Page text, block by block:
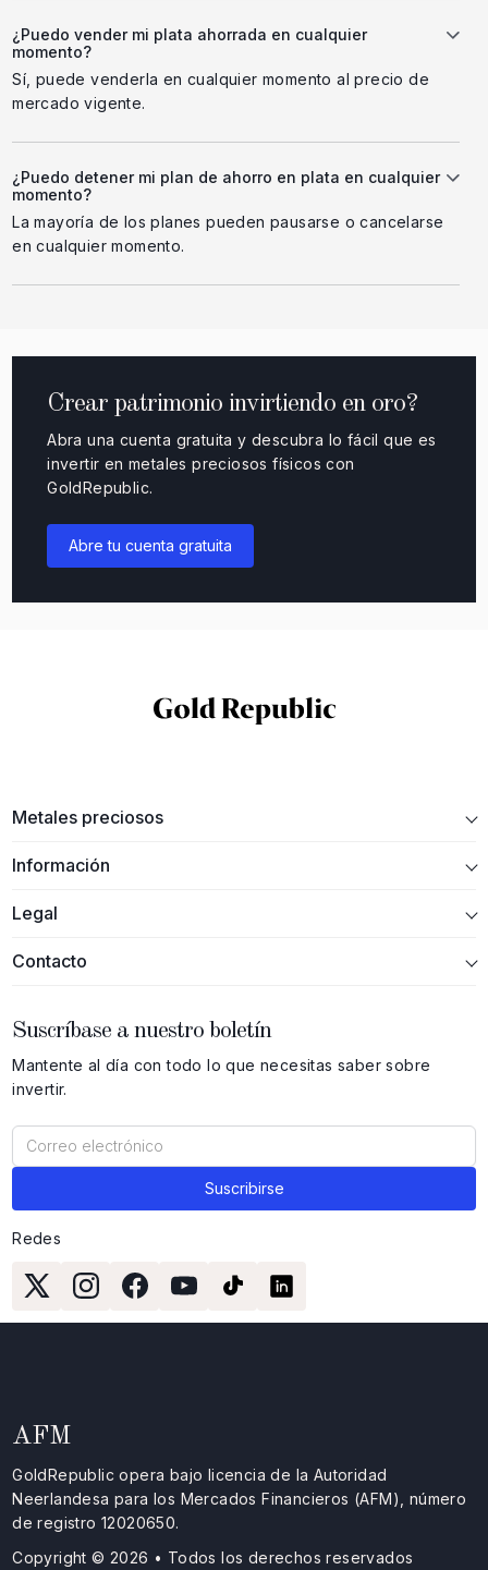
¿Puedo vender mi plata ahorrada en cualquier
momento?
Sí, puede venderla en cualquier momento al precio de
mercado vigente.
¿Puedo detener mi plan de ahorro en plata en cualquier
momento?
La mayoría de los planes pueden pausarse o cancelarse
en cualquier momento.
Crear patrimonio invirtiendo en oro?
Abra una cuenta gratuita y descubra lo fácil que es
invertir en metales preciosos físicos con
GoldRepublic.
Abre tu cuenta gratuita
Metales preciosos
Información
Legal
Contacto
Suscríbase a nuestro boletín
Mantente al día con todo lo que necesitas saber sobre
invertir.
Redes
AFM
GoldRepublic opera bajo licencia de la Autoridad
Neerlandesa para los Mercados Financieros (AFM), número
de registro 12020650.
Copyright © 2026 • Todos los derechos reservados